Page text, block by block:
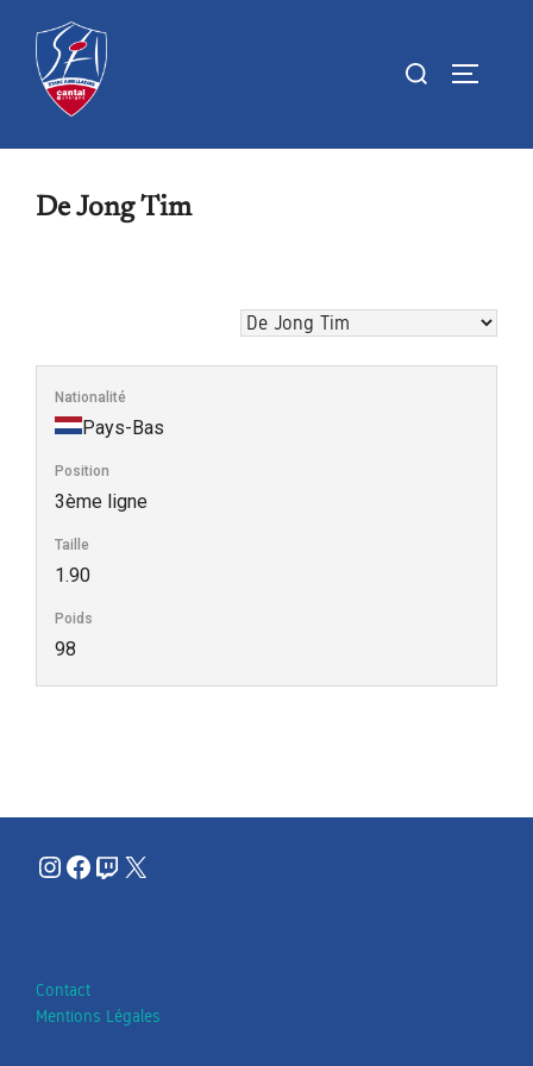
contenu
Rechercher :
De Jong Tim
Nationalité
Pays-Bas
Position
3ème ligne
Taille
1.90
Poids
98
Instagram
Facebook
Twitch
X
Contact
Mentions Légales